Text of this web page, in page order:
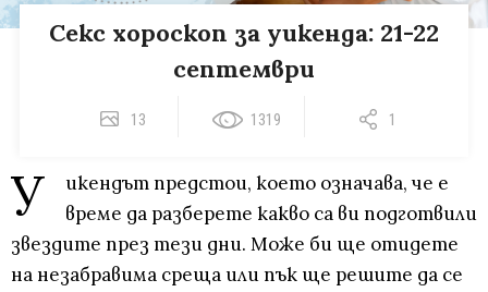
Секс хороскоп за уикенда: 21-22
септември
13 1319 1
У
икендът предстои, което означава, че е
време да разберете какво са ви подготвили
звездите през тези дни. Може би ще отидете
на незабравима среща или пък ще решите да се